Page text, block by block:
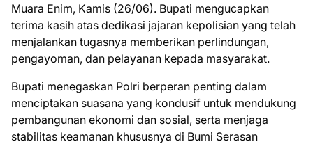
Muara Enim, Kamis (26/06). Bupati mengucapkan
terima kasih atas dedikasi jajaran kepolisian yang telah
menjalankan tugasnya memberikan perlindungan,
pengayoman, dan pelayanan kepada masyarakat.
Bupati menegaskan Polri berperan penting dalam
menciptakan suasana yang kondusif untuk mendukung
pembangunan ekonomi dan sosial, serta menjaga
stabilitas keamanan khususnya di Bumi Serasan